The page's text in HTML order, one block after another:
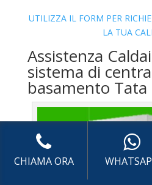
UTILIZZA IL FORM PER
LA TUA
Assistenza
sistema di
basamento Tata
CHIAMA ORA